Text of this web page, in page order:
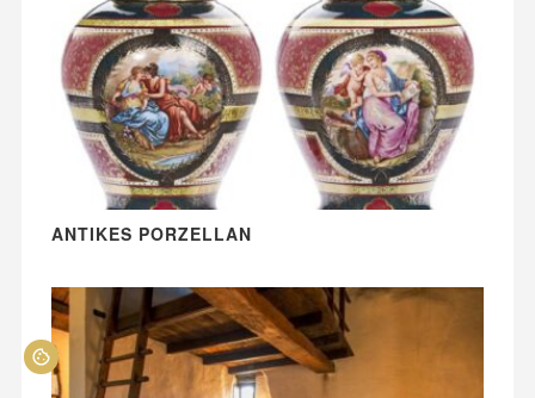
ANTIKES PORZELLAN